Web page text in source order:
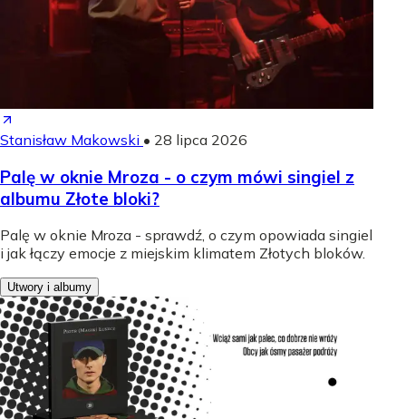
Stanisław Makowski • 28 lipca 2026
Palę w oknie Mroza - o czym mówi singiel z
albumu Złote bloki?
Palę w oknie Mroza - sprawdź, o czym opowiada singiel
i jak łączy emocje z miejskim klimatem Złotych bloków.
Utwory i albumy